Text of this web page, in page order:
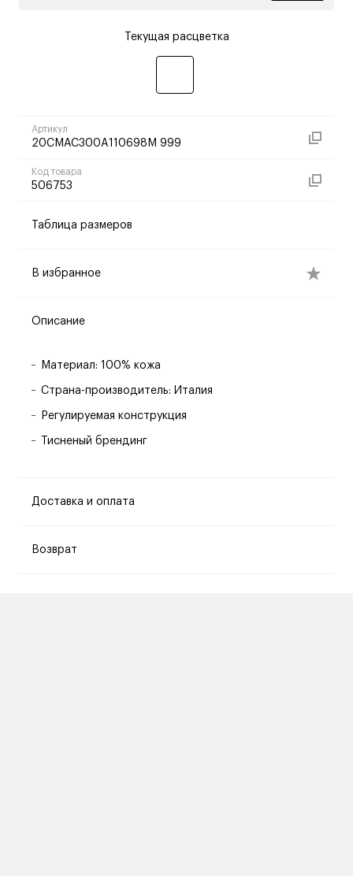
Текущая расцветка
Артикул
20CMAC300A110698M 999
Код товара
506753
Таблица размеров
В избранное
Описание
Материал: 100% кожа
Страна-производитель: Италия
Регулируемая конструкция
Тисненый брендинг
Доставка и оплата
Возврат